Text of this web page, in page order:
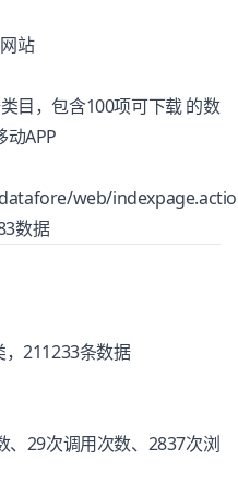
站
目，包含100项可下载 的数
动APP
web/
数据
211233条数据
、29次调用次数、2837次浏